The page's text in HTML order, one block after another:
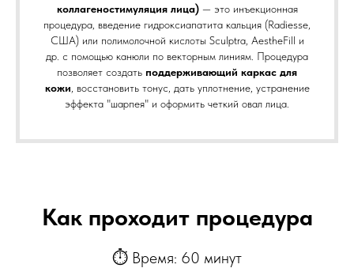
коллагеностимуляция лица)— это инъекционная
процедура, введение гидроксиапатита кальция (Radiesse,
США) или полимолочной кислоты Sculptra, AestheFill и
др. с помощью канюли по векторным линиям. Процедура
позволяет создать поддерживающий каркас для
кожи , восстановить тонус, дать уплотнение, устранение
эффекта "шарпея" и оформить четкий овал лица.
Как проходит процедура
⏱ Время: 60 минут